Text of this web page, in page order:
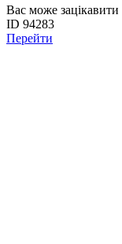
Вас може зацікавити
ID 94283
Перейти